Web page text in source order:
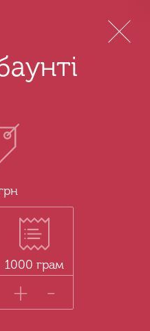
1000 грам
+ -